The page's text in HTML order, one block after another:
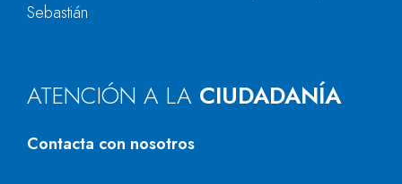
Sebastián
ATENCIÓN A LA CIUDADANÍA
Contacta con nosotros